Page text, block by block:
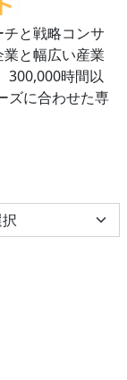
と戦略コンサ
と幅広い産業
300,000時間以
ズに合わせた専